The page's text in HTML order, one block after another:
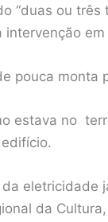
“duas ou
pouca monta
estava no
da eletricidade
da